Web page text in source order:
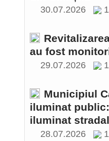
30.07.2026
au fost
29.07.2026
Municipiul
iluminat
iluminat
28.07.2026